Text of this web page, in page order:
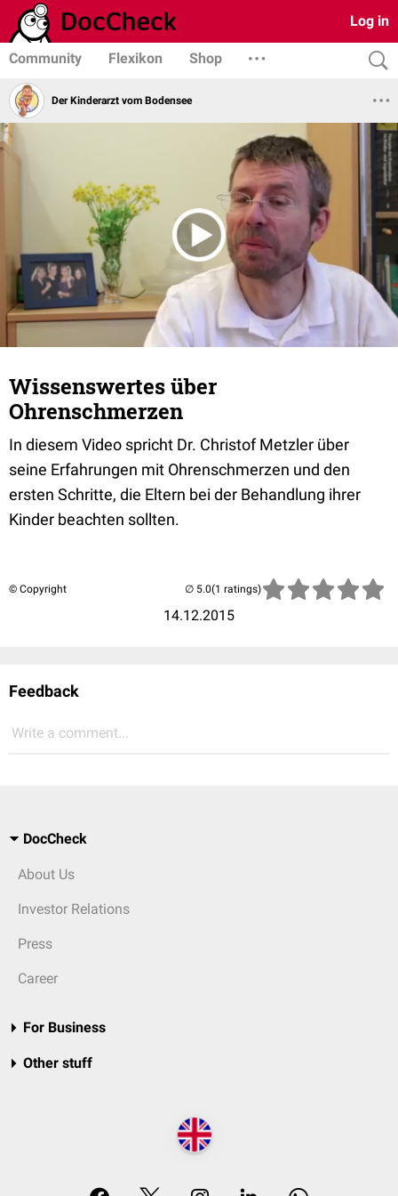
Log in
Community Flexikon Shop
Der Kinderarzt vom Bodensee
Wissenswertes über
Ohrenschmerzen
In diesem Video spricht Dr. Christof Metzler über
seine Erfahrungen mit Ohrenschmerzen und den
ersten Schritte, die Eltern bei der Behandlung ihrer
Kinder beachten sollten.
© Copyright
14.12.2015
(1 ratings)
Feedback
Write a comment...
DocCheck
About Us
Investor Relations
Press
Career
For Business
Other stuff